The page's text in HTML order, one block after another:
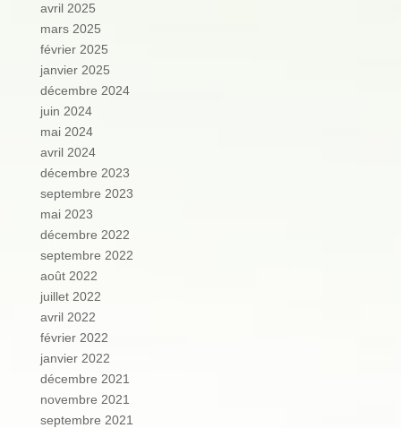
avril 2025
mars 2025
février 2025
janvier 2025
décembre 2024
juin 2024
mai 2024
avril 2024
décembre 2023
septembre 2023
mai 2023
décembre 2022
septembre 2022
août 2022
juillet 2022
avril 2022
février 2022
janvier 2022
décembre 2021
novembre 2021
septembre 2021